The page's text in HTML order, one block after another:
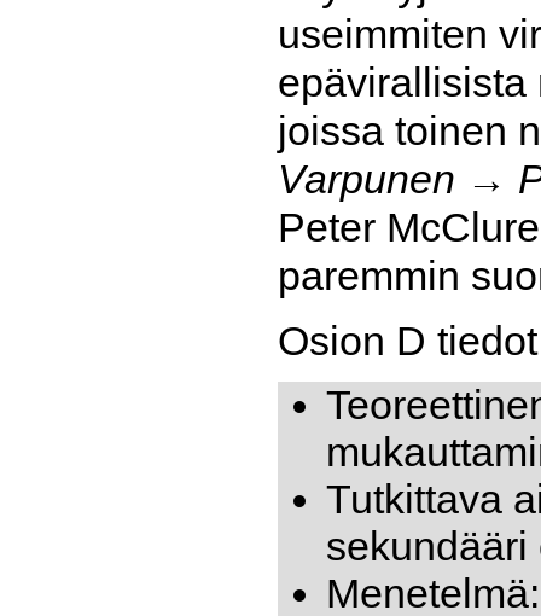
useimmiten
epävirallisista
joissa toinen
Varpunen →
Peter
paremmin
Osion D
Tutkittava
sekundääri